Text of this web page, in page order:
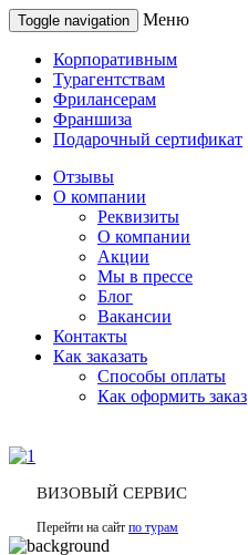
Toggle navigation Меню
Корпоративным
Турагентствам
Фрилансерам
Франшиза
Подарочный сертификат
Отзывы
О компании
Реквизиты
О компании
Акции
Мы в прессе
Блог
Вакансии
Контакты
Как заказать
Способы оплаты
Как оформить заказ
ВИЗОВЫЙ СЕРВИС
Перейти на сайт по турам